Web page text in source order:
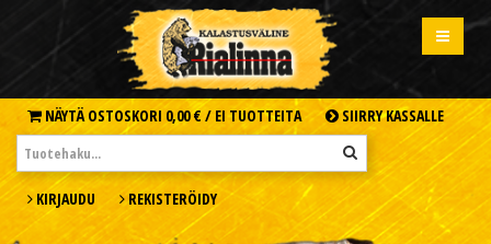
NÄYTÄ OSTOSKORI 0,00 € / EI TUOTTEITA SIIRRY KASSALLE
KIRJAUDU REKISTERÖIDY